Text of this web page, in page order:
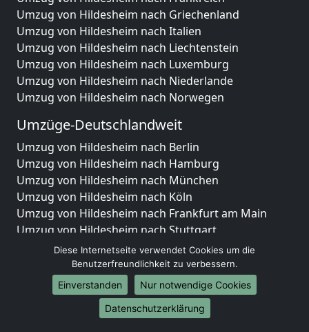
Umzug von Hildesheim nach Griechenland
Umzug von Hildesheim nach Italien
Umzug von Hildesheim nach Liechtenstein
Umzug von Hildesheim nach Luxemburg
Umzug von Hildesheim nach Niederlande
Umzug von Hildesheim nach Norwegen
Umzüge-Deutschlandweit
Umzug von Hildesheim nach Berlin
Umzug von Hildesheim nach Hamburg
Umzug von Hildesheim nach München
Umzug von Hildesheim nach Köln
Umzug von Hildesheim nach Frankfurt am Main
Umzug von Hildesheim nach Stuttgart
Umzug von Hildesheim nach Düsseldorf
Umzug von Hildesheim nach Leipzig
Umzug von Hildesheim nach Dortmund
Umzug von Hildesheim nach Essen
Umzug von Hildesheim nach Bremen
Diese Internetseite verwendet Cookies um die
Benutzerfreundlichkeit zu verbessern.
Einverstanden
Nur notwendige Cookies
Datenschutzerklärung